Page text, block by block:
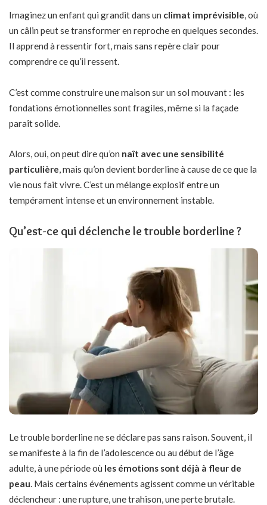
Imaginez un enfant qui grandit dans un climat imprévisible, où
un câlin peut se transformer en reproche en quelques secondes.
Il apprend à ressentir fort, mais sans repère clair pour
comprendre ce qu’il ressent.
C’est comme construire une maison sur un sol mouvant : les
fondations émotionnelles sont fragiles, même si la façade
paraît solide.
Alors, oui, on peut dire qu’on naît avec une sensibilité
particulière, mais qu’on devient borderline à cause de ce que la
vie nous fait vivre. C’est un mélange explosif entre un
tempérament intense et un environnement instable.
Qu’est-ce qui déclenche le trouble borderline ?
Le trouble borderline ne se déclare pas sans raison. Souvent, il
se manifeste à la fin de l’adolescence ou au début de l’âge
adulte, à une période où les émotions sont déjà à fleur de
peau. Mais certains événements agissent comme un véritable
déclencheur : une rupture, une trahison, une perte brutale.